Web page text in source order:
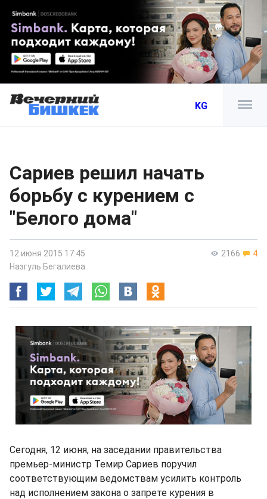
KG
Сариев решил начать
борьбу с курением с
"Белого дома"
2166 4
12 июня 2015 17:45
Назгуль Бегалиева
Сегодня, 12 июня, на заседании правительства
премьер-министр Темир Сариев поручил
соответствующим ведомствам усилить контроль
над исполнением закона о запрете курения в